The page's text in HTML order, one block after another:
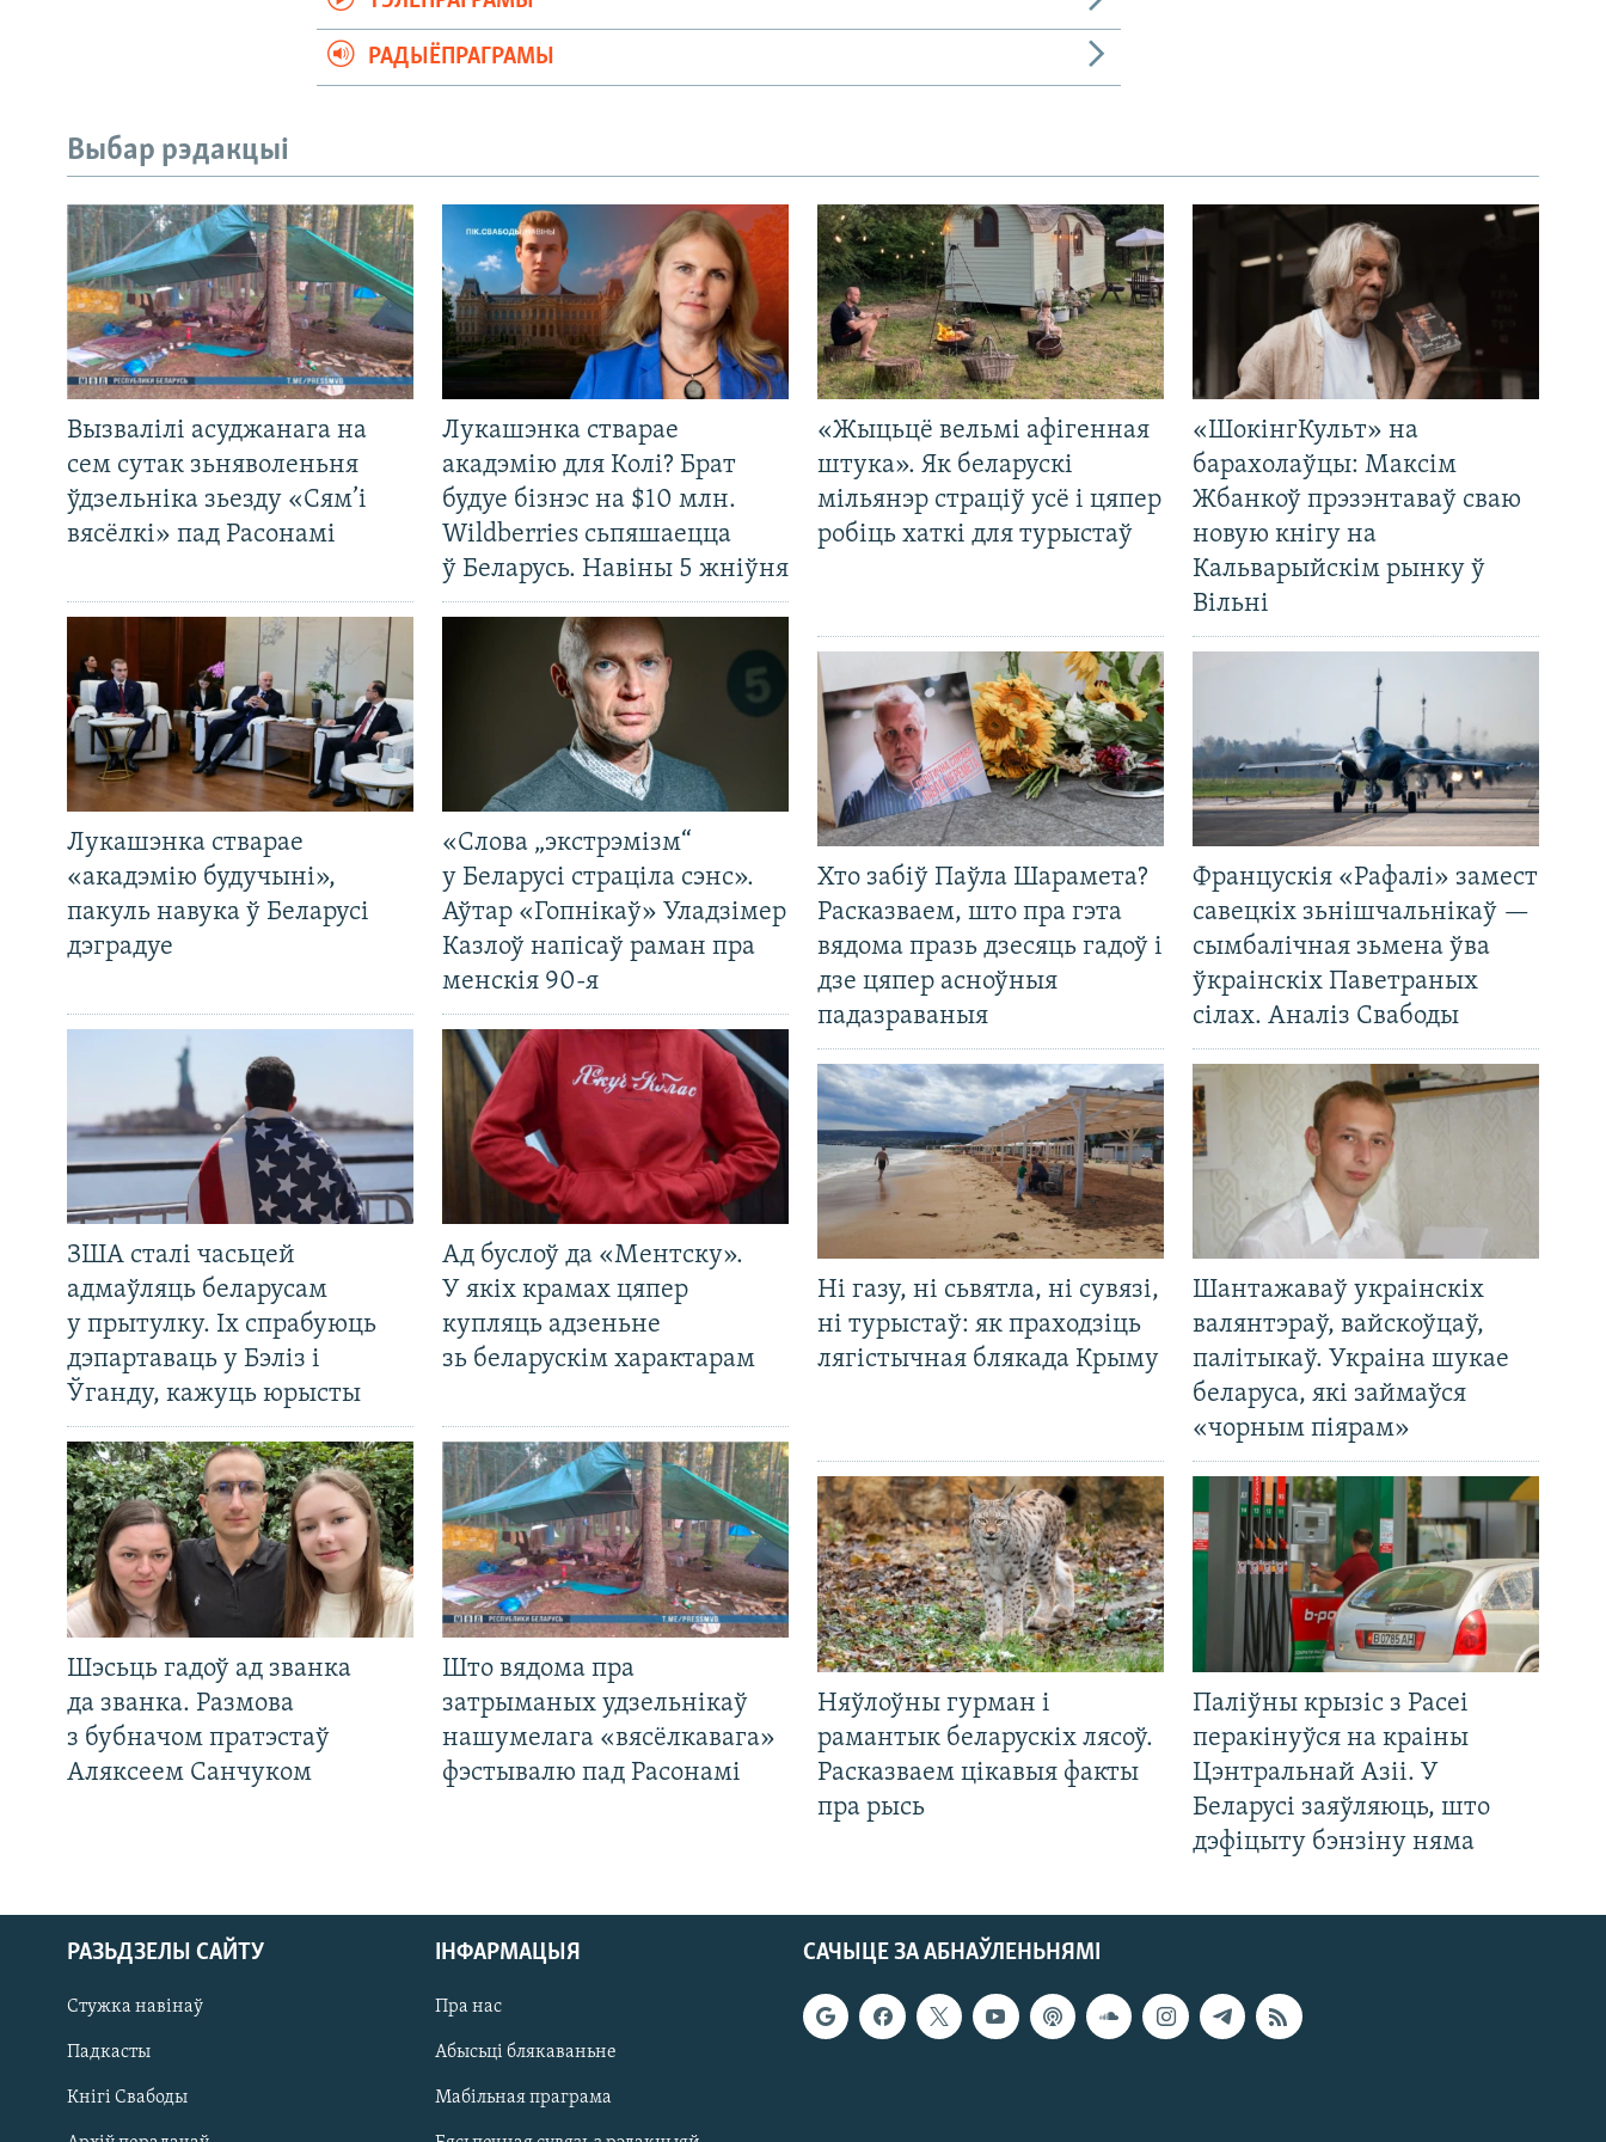
РАДЫЁПРАГРАМЫ
Выбар рэдакцыі
Вызвалілі асуджанага на
сем сутак зьняволеньня
ўдзельніка зьезду «Сям’і
вясёлкі» пад Расонамі
Лукашэнка стварае
акадэмію для Колі? Брат
будуе бізнэс на $10 млн.
Wildberries сьпяшаецца
ў Беларусь. Навіны 5 жніўня
Лукашэнка стварае
«акадэмію будучыні»,
пакуль навука ў Беларусі
дэградуе
«Слова „экстрэмізм“
у Беларусі страціла сэнс».
Аўтар «Гопнікаў» Уладзімер
Казлоў напісаў раман пра
менскія 90-я
ЗША сталі часьцей
адмаўляць беларусам
у прытулку. Іх спрабуюць
дэпартаваць у Бэліз і
Ўганду, кажуць юрысты
Ад буслоў да «Ментску».
У якіх крамах цяпер
купляць адзеньне
зь беларускім характарам
Шэсьць гадоў ад званка
да званка. Размова
з бубначом пратэстаў
Аляксеем Санчуком
Што вядома пра
затрыманых удзельнікаў
нашумелага «вясёлкавага»
фэстывалю пад Расонамі
«Жыцьцё вельмі афігенная
штука». Як беларускі
мільянэр страціў усё і цяпер
робіць хаткі для турыстаў
«ШокінгКульт» на
барахолаўцы: Максім
Жбанкоў прэзэнтаваў сваю
новую кнігу на
Кальварыйскім рынку ў
Вільні
Хто забіў Паўла Шарамета?
Расказваем, што пра гэта
вядома празь дзесяць гадоў і
дзе цяпер асноўныя
падазраваныя
Францускія «Рафалі» замест
савецкіх зьнішчальнікаў —
сымбалічная зьмена ўва
ўкраінскіх Паветраных
сілах. Аналіз Свабоды
Ні газу, ні сьвятла, ні сувязі,
ні турыстаў: як праходзіць
лягістычная блякада Крыму
Шантажаваў украінскіх
валянтэраў, вайскоўцаў,
палітыкаў. Украіна шукае
беларуса, які займаўся
«чорным піярам»
Няўлоўны гурман і
рамантык беларускіх лясоў.
Расказваем цікавыя факты
пра рысь
Паліўны крызіс з Расеі
перакінуўся на краіны
Цэнтральнай Азіі. У
Беларусі заяўляюць, што
дэфіцыту бэнзіну няма
САЧЫЦЕ ЗА АБНАЎЛЕНЬНЯМІ
РАЗЬДЗЕЛЫ САЙТУ
Стужка навінаў
Падкасты
Кнігі Свабоды
ІНФАРМАЦЫЯ
Пра нас
Абысьці блякаваньне
Мабільная праграма